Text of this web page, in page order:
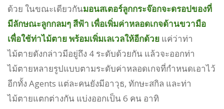
ด้วย ในขณะเดียวกันมอนสเตอร์ลูกกระจ๊อกจะดรอปของที่
มีลักษณะลูกกลมๆ สีฟ้า เพื่อเพิ่มค่าหลอดเกจด้านขวามือ
เพื่อใช้ท่าไม้ตาย พร้อมเพิ่มเลเวลให้อีกด้วย แค่ว่าท่า
ไม้ตายดังกล่าวมีอยู่ถึง 4 ระดับด้วยกัน แล้วจะออกท่า
ไม้ตายหลายรูปแบบตามระดับค่าหลอดเกจที่กำหนดเอาไว้
อีกทั้ง Agents แต่ละคนยังมีอาวุธ, ทักษะสกิล และท่า
ไม้ตายแตกต่างกัน แบ่งออกเป็น 6 คน อาทิ